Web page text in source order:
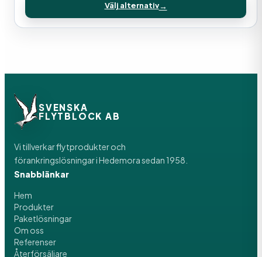
Välj alternativ
SVENSKA
FLYTBLOCK AB
Vi tillverkar flytprodukter och
förankringslösningar i Hedemora sedan 1958.
Snabblänkar
Hem
Produkter
Paketlösningar
Om oss
Referenser
Återförsäljare